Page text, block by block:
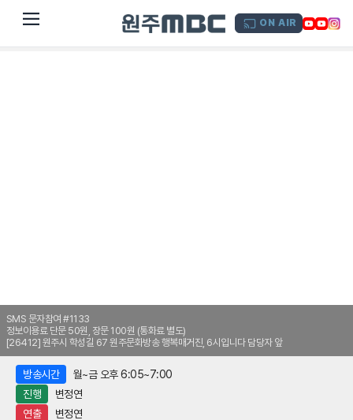
dehaze ON AIR
SMS 문자참여 #1133
정보이용료 단문 50원, 장문 100원 (통화료 별도)
[26412] 원주시 학성길 67 원주문화방송 행복매거진, 6시입니다 담당자 앞
방송시간
월~금 오후 6:05~7:00
진행
변정연
연출
변정연